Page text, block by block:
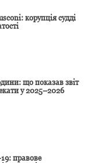
корупція судді
що показав звіт
у 2025–2026
правове